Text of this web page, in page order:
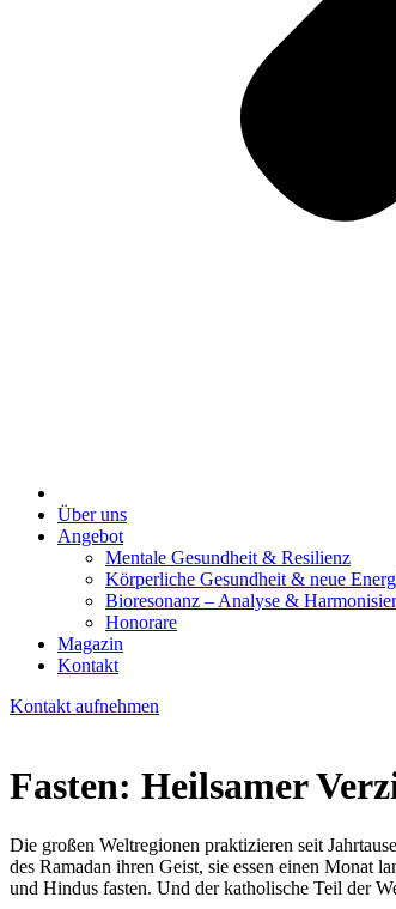
Über uns
Angebot
Mentale Gesundheit & Resilienz
Körperliche Gesundheit & neue
Bioresonanz – Analyse &
Honorare
Magazin
Kontakt
Kontakt aufnehmen
Fasten: Heilsamer
Die großen Weltregionen praktizieren seit
des Ramadan ihren Geist, sie essen einen Monat
und Hindus fasten. Und der katholische Teil der